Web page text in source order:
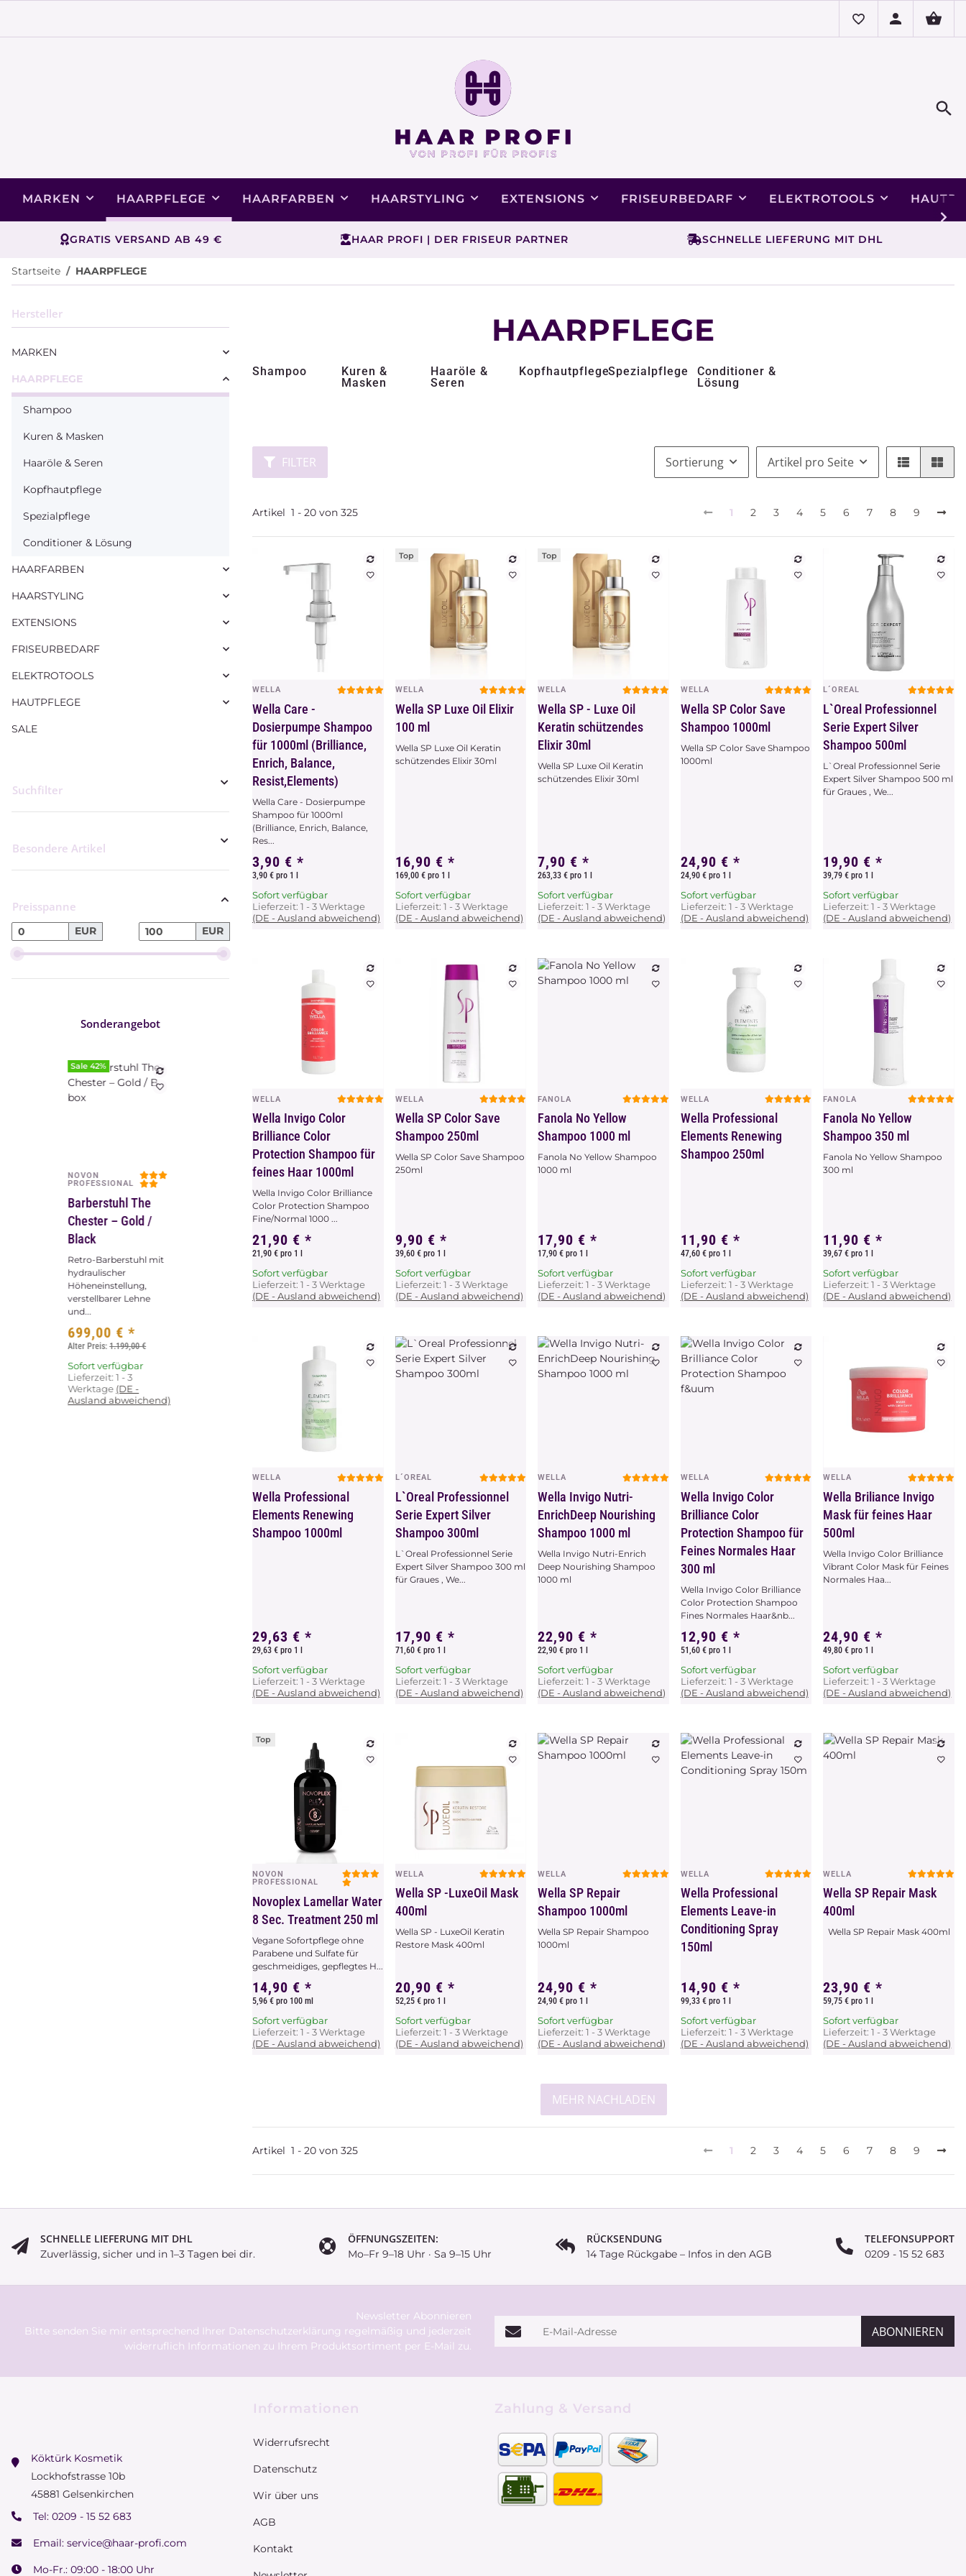
MARKEN HAARPFLEGE HAARFARBEN HAARSTYLING EXTENSIONS FRISEURBEDARF ELEKTROTOOLS
GRATIS VERSAND AB 49 € HAAR PROFI | DER FRISEUR PARTNER SCHNELLE LIEFERUNG MIT DHL
Startseite HAARPFLEGE
HAARPFLEGE
Shampoo
Kuren &
Masken
Haaröle &
Seren
KopfhautpflegeSpezialpflege
Conditioner &
Lösung
FILTER Sortierung Artikel pro Seite
Artikel 1 - 20 von 325 1 2 3 4 5 6 7 8 9
Vorschau
WELLA
Wella Care -
Dosierpumpe Shampoo
für 1000ml (Brilliance,
Enrich, Balance,
Resist,Elements)
Wella Care - Dosierpumpe
Shampoo für 1000ml
(Brilliance, Enrich, Balance,
Res...
3,90 € *
3,90 € pro 1 l
Sofort verfügbar
Lieferzeit: 1 - 3 Werktage
(DE - Ausland abweichend)
Top
Vorschau
WELLA
Wella SP Luxe Oil Elixir
100 ml
Wella SP Luxe Oil Keratin
schützendes Elixir 30ml
16,90 € *
169,00 € pro 1 l
Sofort verfügbar
Lieferzeit: 1 - 3 Werktage
(DE - Ausland abweichend)
Top
Vorschau
WELLA
Wella SP - Luxe Oil
Keratin schützendes
Elixir 30ml
Wella SP Luxe Oil Keratin
schützendes Elixir 30ml
7,90 €*
263,33 € pro 1 l
Sofort verfügbar
Lieferzeit:1 - 3 Werktage
(DE - Ausland abweichend)
Vorschau
WELLA
Wella SP Color Save
Shampoo 1000ml
Wella SP Color Save Shampoo
1000ml
24,90 € *
24,90 € pro 1 l
Sofort verfügbar
Lieferzeit: 1 - 3 Werktage
(DE - Ausland abweichend)
Vorschau
L´OREAL
L`Oreal Professionnel
Serie Expert Silver
Shampoo 500ml
L`Oreal Professionnel Serie
Expert Silver Shampoo 500 ml
für Graues , We...
19,90 €*
39,79 € pro 1 l
Sofort verfügbar
Lieferzeit:1 - 3 Werktage
(DE - Ausland abweichend)
Vorschau
WELLA
Wella Invigo Color
Brilliance Color
Protection Shampoo für
feines Haar 1000ml
Wella Invigo Color Brilliance
Color Protection Shampoo
Fine/Normal 1000 ...
21,90 € *
21,90 € pro 1 l
Sofort verfügbar
Lieferzeit: 1 - 3 Werktage
(DE - Ausland abweichend)
Vorschau
WELLA
Wella SP Color Save
Shampoo 250ml
Wella SP Color Save Shampoo
250ml
9,90 € *
39,60 € pro 1 l
Sofort verfügbar
Lieferzeit: 1 - 3 Werktage
(DE - Ausland abweichend)
Vorschau
FANOLA
Fanola No Yellow
Shampoo 1000 ml
Fanola No Yellow Shampoo
1000 ml
17,90 €*
17,90 € pro 1 l
Sofort verfügbar
Lieferzeit:1 - 3 Werktage
(DE - Ausland abweichend)
Vorschau
WELLA
Wella Professional
Elements Renewing
Shampoo 250ml
11,90 € *
47,60 € pro 1 l
Sofort verfügbar
Lieferzeit: 1 - 3 Werktage
(DE - Ausland abweichend)
Vorschau
FANOLA
Fanola No Yellow
Shampoo 350 ml
Fanola No Yellow Shampoo
300 ml
11,90 €*
39,67 € pro 1 l
Sofort verfügbar
Lieferzeit:1 - 3 Werktage
(DE - Ausland abweichend)
Vorschau
WELLA
Wella Professional
Elements Renewing
Shampoo 1000ml
29,63 € *
29,63 € pro 1 l
Sofort verfügbar
Lieferzeit: 1 - 3 Werktage
(DE - Ausland abweichend)
Vorschau
L´OREAL
L`Oreal Professionnel
Serie Expert Silver
Shampoo 300ml
L`Oreal Professionnel Serie
Expert Silver Shampoo 300 ml
für Graues , We...
17,90 € *
71,60 € pro 1 l
Sofort verfügbar
Lieferzeit: 1 - 3 Werktage
(DE - Ausland abweichend)
Vorschau
WELLA
Wella Invigo Nutri-
EnrichDeep Nourishing
Shampoo 1000 ml
Wella Invigo Nutri-Enrich
Deep Nourishing Shampoo
1000 ml
22,90 €*
22,90 € pro 1 l
Sofort verfügbar
Lieferzeit:1 - 3 Werktage
(DE - Ausland abweichend)
Vorschau
WELLA
Wella Invigo Color
Brilliance Color
Protection Shampoo für
Feines Normales Haar
300 ml
Wella Invigo Color Brilliance
Color Protection Shampoo
Fines Normales Haar&nb...
12,90 € *
51,60 € pro 1 l
Sofort verfügbar
Lieferzeit: 1 - 3 Werktage
(DE - Ausland abweichend)
Vorschau
WELLA
Wella Briliance Invigo
Mask für feines Haar
500ml
Wella Invigo Color Brilliance
Vibrant Color Mask für Feines
Normales Haa...
24,90 €*
49,80 € pro 1 l
Sofort verfügbar
Lieferzeit:1 - 3 Werktage
(DE - Ausland abweichend)
Top
Vorschau
NOVON
PROFESSIONAL
Novoplex Lamellar Water
8 Sec. Treatment 250 ml
Vegane Sofortpflege ohne
Parabene und Sulfate für
geschmeidiges, gepflegtes H...
14,90 € *
5,96 € pro 100 ml
Sofort verfügbar
Lieferzeit: 1 - 3 Werktage
(DE - Ausland abweichend)
Vorschau
WELLA
Wella SP -LuxeOil Mask
400ml
Wella SP - LuxeOil Keratin
Restore Mask 400ml
20,90 € *
52,25 € pro 1 l
Sofort verfügbar
Lieferzeit: 1 - 3 Werktage
(DE - Ausland abweichend)
Vorschau
WELLA
Wella SP Repair
Shampoo 1000ml
Wella SP Repair Shampoo
1000ml
24,90 €*
24,90 € pro 1 l
Sofort verfügbar
Lieferzeit:1 - 3 Werktage
(DE - Ausland abweichend)
Vorschau
WELLA
Wella Professional
Elements Leave-in
Conditioning Spray
150ml
14,90 € *
99,33 € pro 1 l
Sofort verfügbar
Lieferzeit: 1 - 3 Werktage
(DE - Ausland abweichend)
Vorschau
WELLA
Wella SP Repair Mask
400ml
Wella SP Repair Mask 400ml
23,90 €*
59,75 € pro 1 l
Sofort verfügbar
Lieferzeit:1 - 3 Werktage
(DE - Ausland abweichend)
MEHR NACHLADEN
Artikel 1 - 20 von 325 1 2 3 4 5 6 7 8 9
Hersteller
MARKEN
HAARPFLEGE
Shampoo
Kuren & Masken
Haaröle & Seren
Kopfhautpflege
Spezialpflege
Conditioner & Lösung
HAARFARBEN
HAARSTYLING
EXTENSIONS
FRISEURBEDARF
ELEKTROTOOLS
HAUTPFLEGE
SALE
Preisspanne
EUR EUR
Sonderangebot
Sale 42%
Vorschau
NOVON
PROFESSIONAL
Barberstuhl The
Chester – Gold /
Black
Retro-Barberstuhl mit
hydraulischer
Höheneinstellung,
verstellbarer Lehne
und...
699,00 €*
Alter Preis:1.199,00 €
Sofort verfügbar
Lieferzeit:1 - 3
Werktage (DE -
Ausland abweichend)
SCHNELLE LIEFERUNG MIT DHL
Zuverlässig, sicher und in 1–3 Tagen bei dir.
ÖFFNUNGSZEITEN:
Mo–Fr 9–18 Uhr · Sa 9–15 Uhr
RÜCKSENDUNG
14 Tage Rückgabe – Infos in den AGB
TELEFONSUPPORT
0209 - 15 52 683
Newsletter Abonnieren
Bitte senden Sie mir entsprechend Ihrer Datenschutzerklärung regelmäßig und jederzeit
widerruflich Informationen zu Ihrem Produktsortiment per E-Mail zu.
E-Mail-Adresse ABONNIEREN
Köktürk Kosmetik
Lockhofstrasse 10b
45881 Gelsenkirchen
Tel: 0209 - 15 52 683
Email: service@haar-profi.com
Mo-Fr.: 09:00 - 18:00 Uhr
Informationen
Widerrufsrecht
Datenschutz
Wir über uns
AGB
Kontakt
Zahlung & Versand